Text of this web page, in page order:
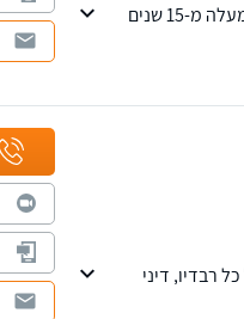
לשעבר ראש מחלקת חקירות בלהב 433 ורשות התחרות, היה למעלה מ-15 שנים
רבדיו, דיני